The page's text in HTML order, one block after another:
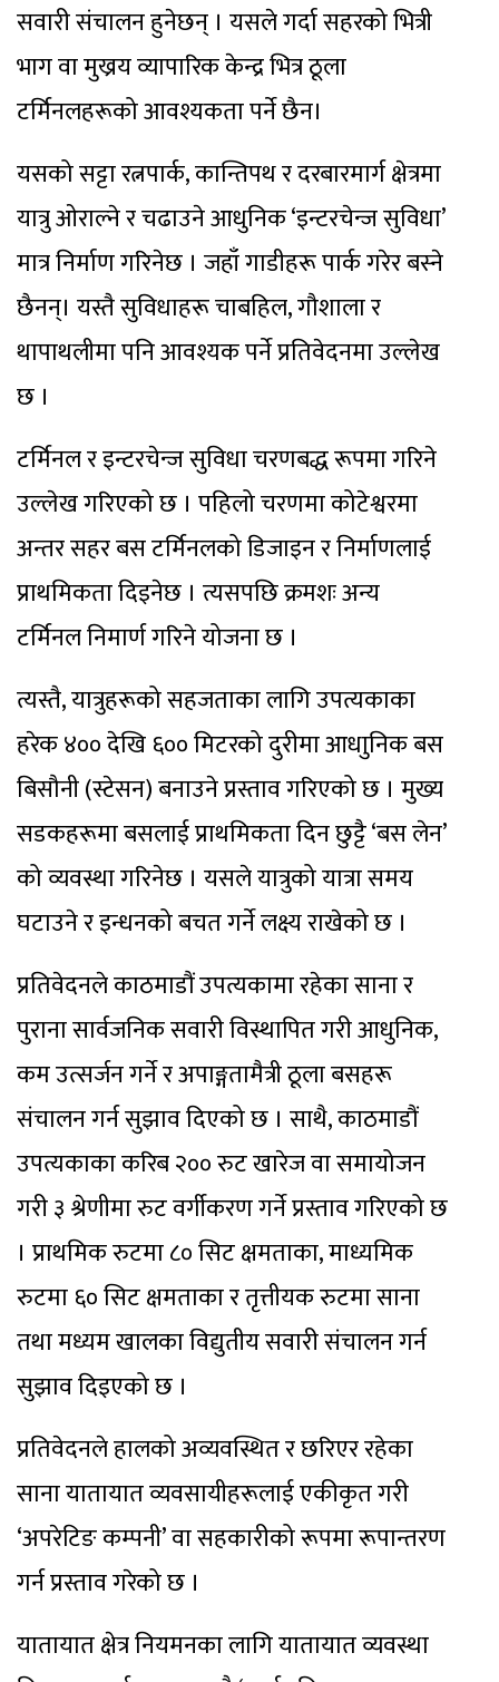
सवारी संचालन हुनेछन् । यसले गर्दा सहरको भित्री
भाग वा मुख्रय व्यापारिक केन्द्र भित्र ठूला
टर्मिनलहरूको आवश्यकता पर्ने छैन।
यसको सट्टा रत्नपार्क, कान्तिपथ र दरबारमार्ग क्षेत्रमा
यात्रु ओराल्ने र चढाउने आधुनिक ‘इन्टरचेन्ज सुविधा’
मात्र निर्माण गरिनेछ । जहाँ गाडीहरू पार्क गरेर बस्ने
छैनन्। यस्तै सुविधाहरू चाबहिल, गौशाला र
थापाथलीमा पनि आवश्यक पर्ने प्रतिवेदनमा उल्लेख
छ ।
टर्मिनल र इन्टरचेन्ज सुविधा चरणबद्ध रूपमा गरिने
उल्लेख गरिएको छ । पहिलो चरणमा कोटेश्वरमा
अन्तर सहर बस टर्मिनलको डिजाइन र निर्माणलाई
प्राथमिकता दिइनेछ । त्यसपछि क्रमशः अन्य
टर्मिनल निमार्ण गरिने योजना छ ।
त्यस्तै, यात्रुहरूको सहजताका लागि उपत्यकाका
हरेक ४०० देखि ६०० मिटरको दुरीमा आधाुनिक बस
बिसौनी (स्टेसन) बनाउने प्रस्ताव गरिएको छ । मुख्य
सडकहरूमा बसलाई प्राथमिकता दिन छुट्टै ‘बस लेन’
को व्यवस्था गरिनेछ । यसले यात्रुको यात्रा समय
घटाउने र इन्धनको बचत गर्ने लक्ष्य राखेको छ ।
प्रतिवेदनले काठमाडौं उपत्यकामा रहेका साना र
पुराना सार्वजनिक सवारी विस्थापित गरी आधुनिक,
कम उत्सर्जन गर्ने र अपाङ्गतामैत्री ठूला बसहरू
संचालन गर्न सुझाव दिएको छ । साथै, काठमाडौं
उपत्यकाका करिब २०० रुट खारेज वा समायोजन
गरी ३ श्रेणीमा रुट वर्गीकरण गर्ने प्रस्ताव गरिएको छ
। प्राथमिक रुटमा ८० सिट क्षमताका, माध्यमिक
रुटमा ६० सिट क्षमताका र तृत्तीयक रुटमा साना
तथा मध्यम खालका विद्युतीय सवारी संचालन गर्न
सुझाव दिइएको छ ।
प्रतिवेदनले हालको अव्यवस्थित र छरिएर रहेका
साना यातायात व्यवसायीहरूलाई एकीकृत गरी
‘अपरेटिङ कम्पनी’ वा सहकारीको रूपमा रूपान्तरण
गर्न प्रस्ताव गरेको छ ।
यातायात क्षेत्र नियमनका लागि यातायात व्यवस्था